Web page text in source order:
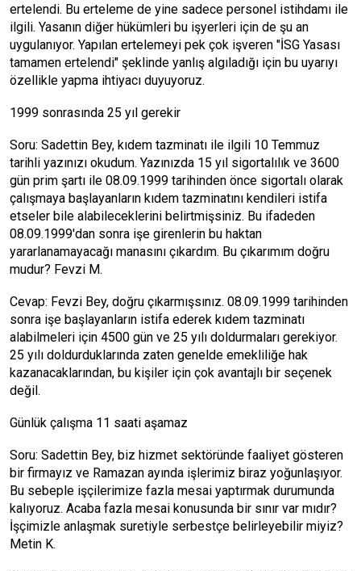
ertelendi. Bu erteleme de yine sadece personel istihdamı ile
ilgili. Yasanın diğer hükümleri bu işyerleri için de şu an
uygulanıyor. Yapılan ertelemeyi pek çok işveren "İSG Yasası
tamamen ertelendi" şeklinde yanlış algıladığı için bu uyarıyı
özellikle yapma ihtiyacı duyuyoruz.
1999 sonrasında 25 yıl gerekir
Soru: Sadettin Bey, kıdem tazminatı ile ilgili 10 Temmuz
tarihli yazınızı okudum. Yazınızda 15 yıl sigortalılık ve 3600
gün prim şartı ile 08.09.1999 tarihinden önce sigortalı olarak
çalışmaya başlayanların kıdem tazminatını kendileri istifa
etseler bile alabileceklerini belirtmişsiniz. Bu ifadeden
08.09.1999'dan sonra işe girenlerin bu haktan
yararlanamayacağı manasını çıkardım. Bu çıkarımım doğru
mudur? Fevzi M.
Cevap: Fevzi Bey, doğru çıkarmışsınız. 08.09.1999 tarihinden
sonra işe başlayanların istifa ederek kıdem tazminatı
alabilmeleri için 4500 gün ve 25 yılı doldurmaları gerekiyor.
25 yılı doldurduklarında zaten genelde emekliliğe hak
kazanacaklarından, bu kişiler için çok avantajlı bir seçenek
değil.
Günlük çalışma 11 saati aşamaz
Soru: Sadettin Bey, biz hizmet sektöründe faaliyet gösteren
bir firmayız ve Ramazan ayında işlerimiz biraz yoğunlaşıyor.
Bu sebeple işçilerimize fazla mesai yaptırmak durumunda
kalıyoruz. Acaba fazla mesai konusunda bir sınır var mıdır?
İşçimizle anlaşmak suretiyle serbestçe belirleyebilir miyiz?
Metin K.